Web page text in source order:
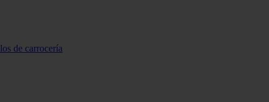
de carrocería